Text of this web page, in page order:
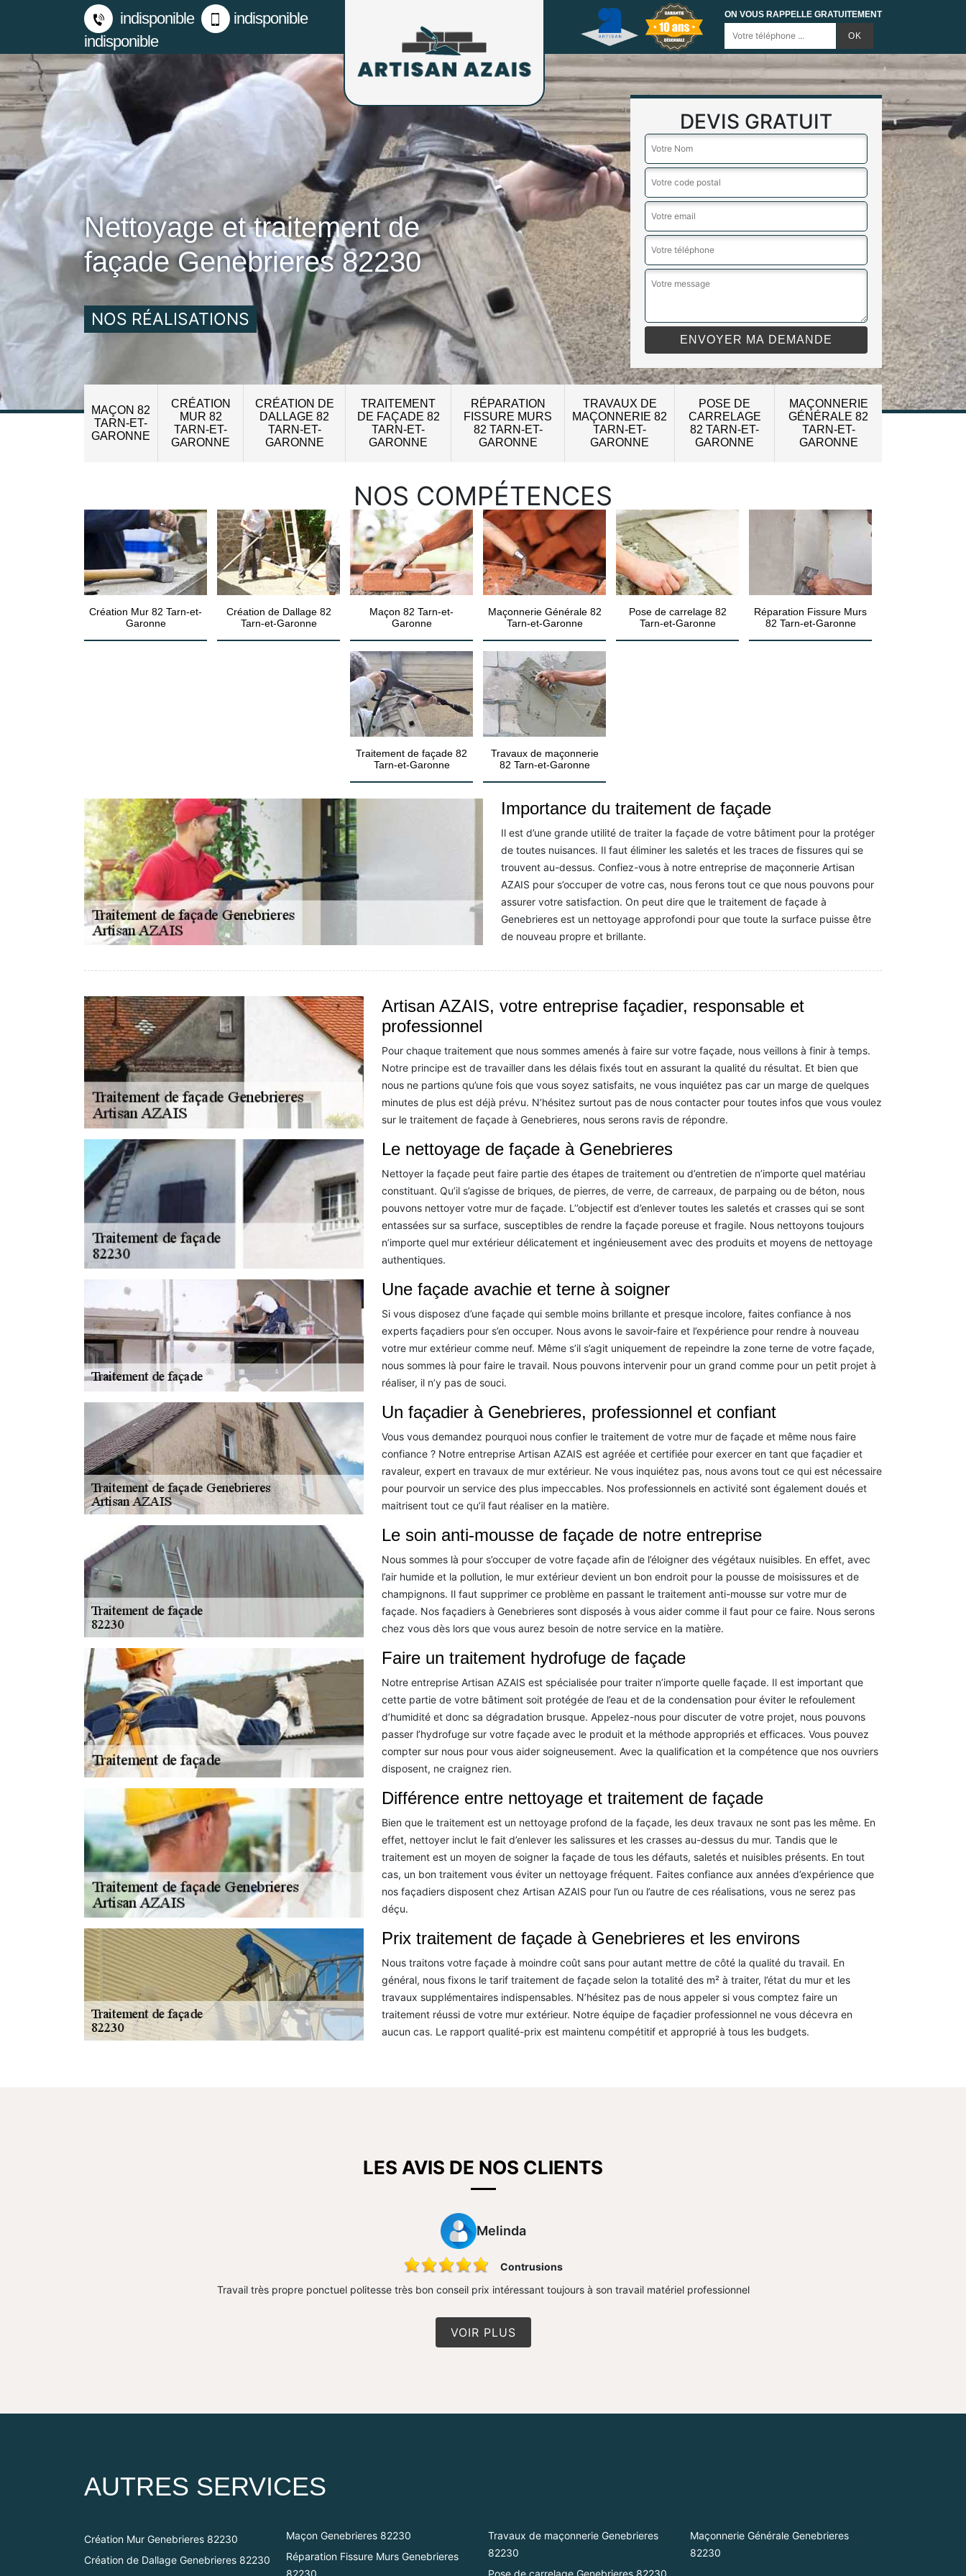
indisponible
indisponible
indisponible
ON VOUS RAPPELLE GRATUITEMENT
Nettoyage et traitement de
façade Genebrieres 82230
NOS RÉALISATIONS
DEVIS GRATUIT
MAÇON 82
TARN-ET-
GARONNE
CRÉATION
MUR 82
TARN-ET-
GARONNE
CRÉATION DE
DALLAGE 82
TARN-ET-
GARONNE
TRAITEMENT
DE FAÇADE 82
TARN-ET-
GARONNE
RÉPARATION
FISSURE MURS
82 TARN-ET-
GARONNE
TRAVAUX DE
MAÇONNERIE 82
TARN-ET-
GARONNE
POSE DE
CARRELAGE
82 TARN-ET-
GARONNE
MAÇONNERIE
GÉNÉRALE 82
TARN-ET-
GARONNE
NOS COMPÉTENCES
Création Mur 82 Tarn-et-
Garonne
Création de Dallage 82
Tarn-et-Garonne
Maçon 82 Tarn-et-
Garonne
Maçonnerie Générale 82
Tarn-et-Garonne
Pose de carrelage 82
Tarn-et-Garonne
Réparation Fissure Murs
82 Tarn-et-Garonne
Traitement de façade 82
Tarn-et-Garonne
Travaux de maçonnerie
82 Tarn-et-Garonne
Importance du traitement de façade
Il est d’une grande utilité de traiter la façade de votre bâtiment pour la protéger
de toutes nuisances. Il faut éliminer les saletés et les traces de fissures qui se
trouvent au-dessus. Confiez-vous à notre entreprise de maçonnerie Artisan
AZAIS pour s’occuper de votre cas, nous ferons tout ce que nous pouvons pour
assurer votre satisfaction. On peut dire que le traitement de façade à
Genebrieres est un nettoyage approfondi pour que toute la surface puisse être
de nouveau propre et brillante.
Artisan AZAIS, votre entreprise façadier, responsable et
professionnel
Pour chaque traitement que nous sommes amenés à faire sur votre façade, nous veillons à finir à temps.
Notre principe est de travailler dans les délais fixés tout en assurant la qualité du résultat. Et bien que
nous ne partions qu’une fois que vous soyez satisfaits, ne vous inquiétez pas car un marge de quelques
minutes de plus est déjà prévu. N’hésitez surtout pas de nous contacter pour toutes infos que vous voulez
sur le traitement de façade à Genebrieres, nous serons ravis de répondre.
Le nettoyage de façade à Genebrieres
Nettoyer la façade peut faire partie des étapes de traitement ou d’entretien de n’importe quel matériau
constituant. Qu’il s’agisse de briques, de pierres, de verre, de carreaux, de parpaing ou de béton, nous
pouvons nettoyer votre mur de façade. L’’objectif est d’enlever toutes les saletés et crasses qui se sont
entassées sur sa surface, susceptibles de rendre la façade poreuse et fragile. Nous nettoyons toujours
n’importe quel mur extérieur délicatement et ingénieusement avec des produits et moyens de nettoyage
authentiques.
Une façade avachie et terne à soigner
Si vous disposez d’une façade qui semble moins brillante et presque incolore, faites confiance à nos
experts façadiers pour s’en occuper. Nous avons le savoir-faire et l’expérience pour rendre à nouveau
votre mur extérieur comme neuf. Même s’il s’agit uniquement de repeindre la zone terne de votre façade,
nous sommes là pour faire le travail. Nous pouvons intervenir pour un grand comme pour un petit projet à
réaliser, il n’y pas de souci.
Un façadier à Genebrieres, professionnel et confiant
Vous vous demandez pourquoi nous confier le traitement de votre mur de façade et même nous faire
confiance ? Notre entreprise Artisan AZAIS est agréée et certifiée pour exercer en tant que façadier et
ravaleur, expert en travaux de mur extérieur. Ne vous inquiétez pas, nous avons tout ce qui est nécessaire
pour pourvoir un service des plus impeccables. Nos professionnels en activité sont également doués et
maitrisent tout ce qu’il faut réaliser en la matière.
Le soin anti-mousse de façade de notre entreprise
Nous sommes là pour s’occuper de votre façade afin de l’éloigner des végétaux nuisibles. En effet, avec
l’air humide et la pollution, le mur extérieur devient un bon endroit pour la pousse de moisissures et de
champignons. Il faut supprimer ce problème en passant le traitement anti-mousse sur votre mur de
façade. Nos façadiers à Genebrieres sont disposés à vous aider comme il faut pour ce faire. Nous serons
chez vous dès lors que vous aurez besoin de notre service en la matière.
Faire un traitement hydrofuge de façade
Notre entreprise Artisan AZAIS est spécialisée pour traiter n’importe quelle façade. Il est important que
cette partie de votre bâtiment soit protégée de l’eau et de la condensation pour éviter le refoulement
d’humidité et donc sa dégradation brusque. Appelez-nous pour discuter de votre projet, nous pouvons
passer l’hydrofuge sur votre façade avec le produit et la méthode appropriés et efficaces. Vous pouvez
compter sur nous pour vous aider soigneusement. Avec la qualification et la compétence que nos ouvriers
disposent, ne craignez rien.
Différence entre nettoyage et traitement de façade
Bien que le traitement est un nettoyage profond de la façade, les deux travaux ne sont pas les même. En
effet, nettoyer inclut le fait d’enlever les salissures et les crasses au-dessus du mur. Tandis que le
traitement est un moyen de soigner la façade de tous les défauts, saletés et nuisibles présents. En tout
cas, un bon traitement vous éviter un nettoyage fréquent. Faites confiance aux années d’expérience que
nos façadiers disposent chez Artisan AZAIS pour l’un ou l’autre de ces réalisations, vous ne serez pas
déçu.
Prix traitement de façade à Genebrieres et les environs
Nous traitons votre façade à moindre coût sans pour autant mettre de côté la qualité du travail. En
général, nous fixons le tarif traitement de façade selon la totalité des m² à traiter, l’état du mur et les
travaux supplémentaires indispensables. N’hésitez pas de nous appeler si vous comptez faire un
traitement réussi de votre mur extérieur. Notre équipe de façadier professionnel ne vous décevra en
aucun cas. Le rapport qualité-prix est maintenu compétitif et approprié à tous les budgets.
LES AVIS DE NOS CLIENTS
Melinda
Contrusions
Travail très propre ponctuel politesse très bon conseil prix intéressant toujours à son travail matériel professionnel
VOIR PLUS
AUTRES SERVICES
Création Mur Genebrieres 82230
Création de Dallage Genebrieres 82230
Maçon Genebrieres 82230
Réparation Fissure Murs Genebrieres
82230
Travaux de maçonnerie Genebrieres
82230
Pose de carrelage Genebrieres 82230
Maçonnerie Générale Genebrieres
82230